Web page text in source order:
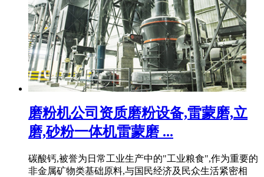
磨粉机公司资质磨粉设备,雷蒙磨,立
磨,砂粉一体机雷蒙磨 ...
碳酸钙,被誉为日常工业生产中的"工业粮食",作为重要的
非金属矿物类基础原料,与国民经济及民众生活紧密相